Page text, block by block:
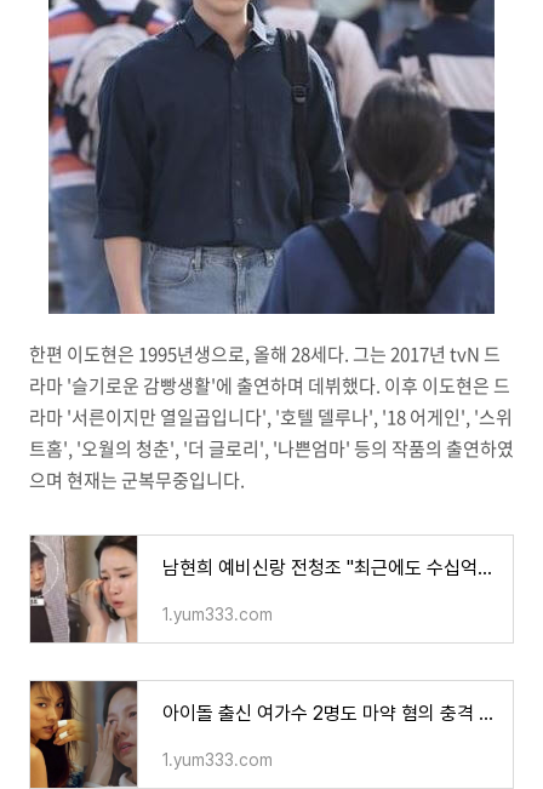
한편 이도현은 1995년생으로, 올해 28세다. 그는 2017년 tvN 드
라마 '슬기로운 감빵생활'에 출연하며 데뷔했다. 이후 이도현은 드
라마 '서른이지만 열일곱입니다', '호텔 델루나', '18 어게인', '스위
트홈', '오월의 청춘', '더 글로리', '나쁜엄마' 등의 작품의 출연하였
으며 현재는 군복무중입니다.
남현희 예비신랑 전청조 "최근에도 수십억원 피해자 있다" 과거 폭로에 이어 충격적인 폭로가 나
1.yum333.com
아이돌 출신 여가수 2명도 마약 혐의 충격 속에 최근 활동 중인 이효리 "주사 맞았다" 밝혀지자
1.yum333.com